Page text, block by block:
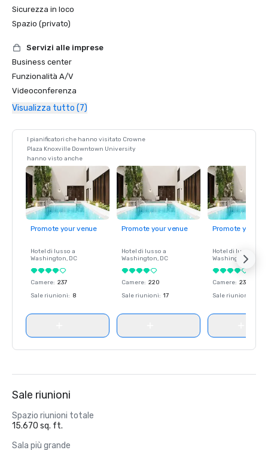
Sicurezza in loco
Spazio (privato)
Servizi alle imprese
Business center
Funzionalità A/V
Videoconferenza
Visualizza tutto (7)
I pianificatori che hanno visitato Crowne
Plaza Knoxville Downtown University
hanno visto anche
Promote your venue
Hotel di lusso a
Washington, DC
Camere: 237
Sale riunioni: 8
Promote your venue
Hotel di lusso a
Washington, DC
Camere: 220
Sale riunioni: 17
Promote your
Hotel di lusso a
Washington
Camere: 237
Sale riunioni
Sale riunioni
Spazio riunioni totale
15.670 sq. ft.
Sala più grande